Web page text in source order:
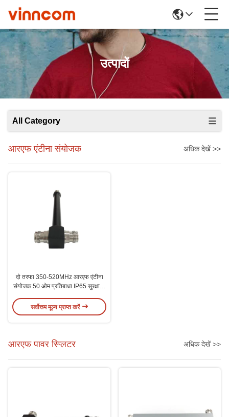
उत्पादों
All Category
आरएफ एंटीना संयोजक अधिक देखें >>
दो तरफा 350-520MHz आरएफ एंटीना
संयोजक 50 ओम प्रतिबाधा IP65 सुरक्षा N
सर्वोत्तम मूल्य प्राप्त करें
आरएफ पावर स्प्लिटर अधिक देखें >>